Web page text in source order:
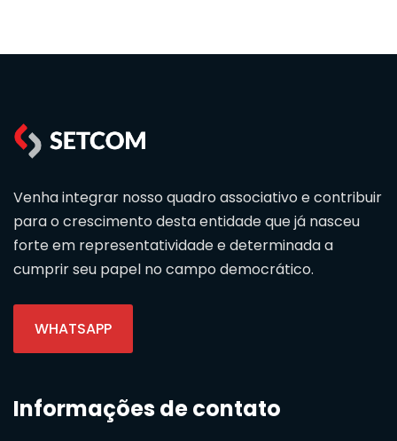
Venha integrar nosso quadro associativo e contribuir
para o crescimento desta entidade que já nasceu
forte em representatividade e determinada a
cumprir seu papel no campo democrático.
WHATSAPP
Informações de contato